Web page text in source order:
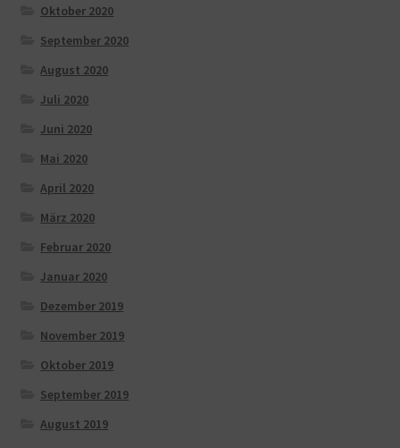
Oktober 2020
September 2020
August 2020
Juli 2020
Juni 2020
Mai 2020
April 2020
März 2020
Februar 2020
Januar 2020
Dezember 2019
November 2019
Oktober 2019
September 2019
August 2019